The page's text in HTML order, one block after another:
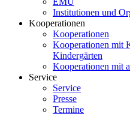
Institutionen und
Kooperationen
Kooperationen
Kooperationen mit
Kindergärten
Kooperationen mit
Service
Service
Presse
Termine